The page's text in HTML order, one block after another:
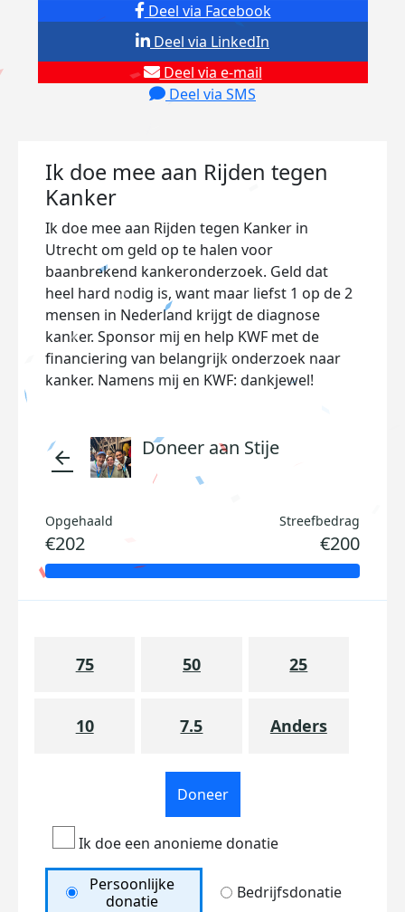
Deel via Facebook
Deel via e-mail
Deel via SMS
Deel via LinkedIn
Ik doe mee aan Rijden tegen
Kanker
Ik doe mee aan Rijden tegen Kanker in
Utrecht om geld op te halen voor
baanbrekend kankeronderzoek. Geld dat
heel hard nodig is, want maar liefst 1 op de 2
mensen in Nederland krijgt de diagnose
kanker. Sponsor mij en help KWF met de
financiering van belangrijk onderzoek naar
kanker. Namens mij en KWF: dankjewel!
arrow_back Doneer aan Stije
Opgehaald
€202
Streefbedrag
€200
75 50 25
10 7.5 Anders
Doneer
Ik doe een anonieme donatie
Persoonlijke
donatie
Bedrijfsdonatie